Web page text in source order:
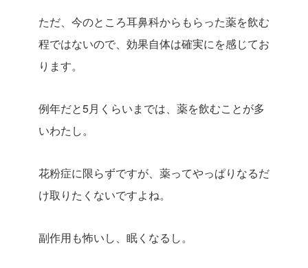
ただ、今のところ耳鼻科からもらった薬を飲む
程ではないので、効果自体は確実にを感じてお
ります。
例年だと5月くらいまでは、薬を飲むことが多
いわたし。
花粉症に限らずですが、薬ってやっぱりなるだ
け取りたくないですよね。
副作用も怖いし、眠くなるし。